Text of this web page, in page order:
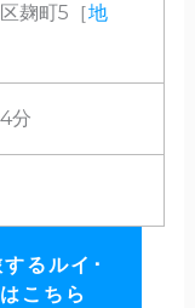
麹町5［地
分
るルイ･
こちら